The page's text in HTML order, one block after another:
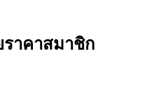
ราคาสมาชิก